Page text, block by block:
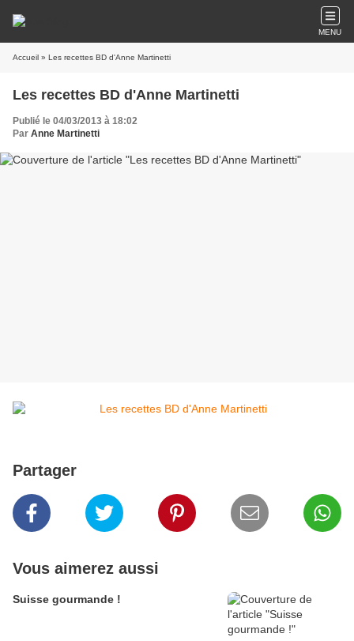
MENU
Accueil » Les recettes BD d'Anne Martinetti
Les recettes BD d'Anne Martinetti
Publié le 04/03/2013 à 18:02
Par Anne Martinetti
Partager
Vous aimerez aussi
Suisse gourmande !